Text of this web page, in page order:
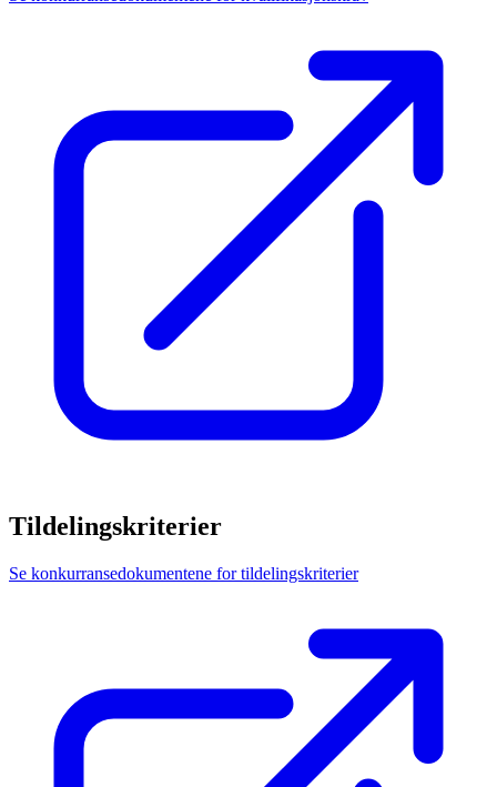
Tildelingskriterier
Se konkurransedokumentene for tildelingskriterier